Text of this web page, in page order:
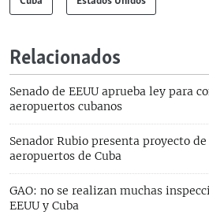
Relacionados
Senado de EEUU aprueba ley para
aeropuertos cubanos
Senador Rubio presenta proyecto
aeropuertos de Cuba
GAO: no se realizan muchas
EEUU y Cuba